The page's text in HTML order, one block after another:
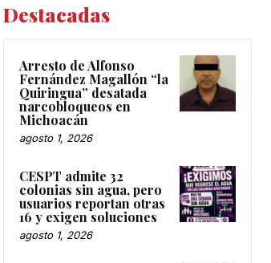
Destacadas
Arresto de Alfonso
Fernández Magallón “la
Quiringua” desatada
narcobloqueos en
Michoacán
agosto 1, 2026
CESPT admite 32
colonias sin agua, pero
usuarios reportan otras
16 y exigen soluciones
agosto 1, 2026